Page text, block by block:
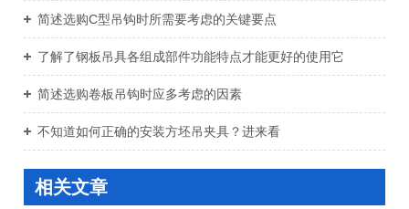
简述选购C型吊钩时所需要考虑的关键要点
了解了钢板吊具各组成部件功能特点才能更好的使用它
简述选购卷板吊钩时应多考虑的因素
不知道如何正确的安装方坯吊夹具？进来看
相关文章